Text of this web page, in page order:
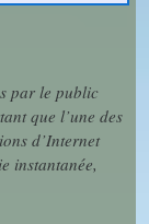
par le public
que l’une des
d’Internet
instantanée,